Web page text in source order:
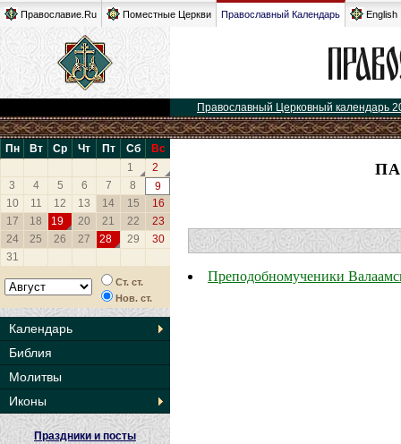
Православие.Ru Поместные Церкви Православный Календарь English
Православный Церковный календарь
Пн Вт Ср Чт Пт Сб
Вс
1
2
3
4 5 6 7 8
9
10
11 12 13 14 15
16
17
18 19 20 21 22
23
24
25 26 27 28 29
30
31
Ст. ст.
Нов. ст.
Календарь
Библия
Молитвы
Иконы
Праздники и посты
Преподобномученики